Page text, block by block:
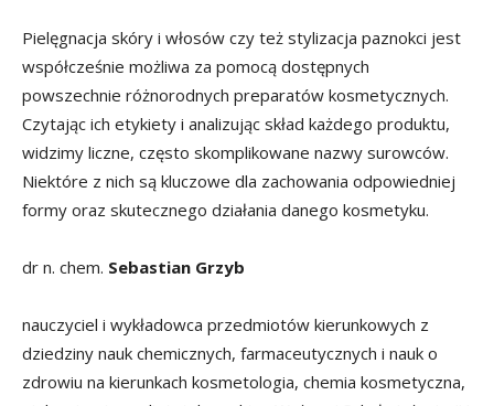
Pielęgnacja skóry i włosów czy też stylizacja paznokci jest
współcześnie możliwa za pomocą dostępnych
powszechnie różnorodnych preparatów kosmetycznych.
Czytając ich etykiety i analizując skład każdego produktu,
widzimy liczne, często skomplikowane nazwy surowców.
Niektóre z nich są kluczowe dla zachowania odpowiedniej
formy oraz skutecznego działania danego kosmetyku.
dr n. chem. Sebastian Grzyb
nauczyciel i wykładowca przedmiotów kierunkowych z
dziedziny nauk chemicznych, farmaceutycznych i nauk o
zdrowiu na kierunkach kosmetologia, chemia kosmetyczna,